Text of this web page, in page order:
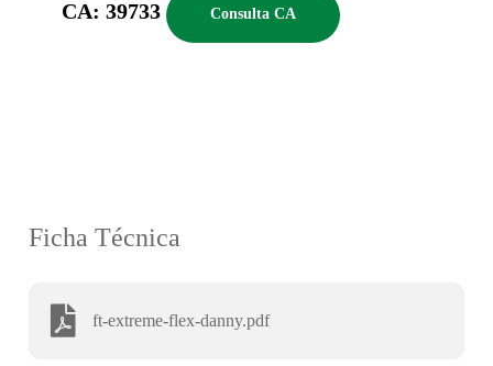
CA: 39733 Consulta CA
Ficha Técnica
ft-extreme-flex-danny.pdf